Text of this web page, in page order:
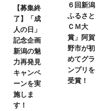
【募集終
了】「成
人の日」
記念企画
新潟の魅
力再発見
キャンペ
ーンを実
施しま
す！
６回新潟
ふるさと
ＣＭ大
賞」 阿賀
野市が初
めてグラ
ンプリを
受賞！